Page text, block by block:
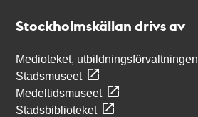
Stockholmskällan drivs av
Medioteket, utbildningsförvaltningen
Stadsmuseet
Medeltidsmuseet
Stadsbiblioteket